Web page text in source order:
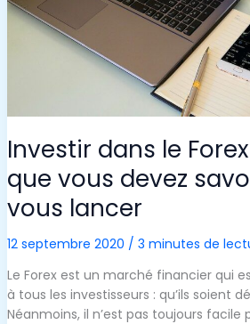
Investir dans le
que vous devez
vous lancer
12 septembre 2020 / 3 minutes de
Le Forex est un marché financier qui
à tous les investisseurs : qu’ils soient
Néanmoins, il n’est pas toujours facile